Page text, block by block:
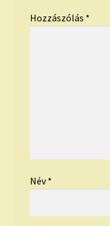
Hozzászólás *
Név*